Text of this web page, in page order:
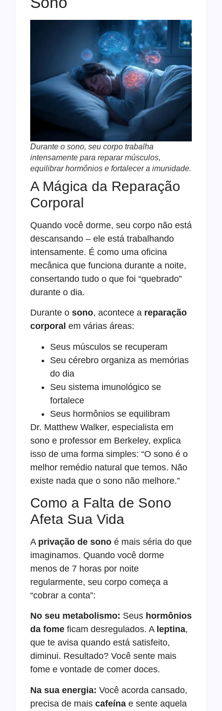
Durante o sono, seu corpo trabalha
intensamente para reparar músculos,
equilibrar hormônios e fortalecer a imunidade.
A Mágica da Reparação
Corporal
Quando você dorme, seu corpo não está
descansando – ele está trabalhando
intensamente. É como uma oficina
mecânica que funciona durante a noite,
consertando tudo o que foi “quebrado”
durante o dia.
Durante o sono, acontece a reparação
corporal em várias áreas:
Seus músculos se recuperam
Seu cérebro organiza as memórias
do dia
Seu sistema imunológico se
fortalece
Seus hormônios se equilibram
Dr. Matthew Walker, especialista em
sono e professor em Berkeley, explica
isso de uma forma simples: “O sono é o
melhor remédio natural que temos. Não
existe nada que o sono não melhore.”
Como a Falta de Sono
Afeta Sua Vida
A privação de sono é mais séria do que
imaginamos. Quando você dorme
menos de 7 horas por noite
regularmente, seu corpo começa a
“cobrar a conta”:
No seu metabolismo: Seus hormônios
da fome ficam desregulados. A leptina,
que te avisa quando está satisfeito,
diminui. Resultado? Você sente mais
fome e vontade de comer doces.
Na sua energia: Você acorda cansado,
precisa de mais cafeína e sente aquela